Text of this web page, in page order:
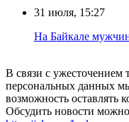
31 июля, 15:27
Нa Бaйкaлe
В связи с ужесточением
персональных данных
возможность оставлять
Обсудить новости